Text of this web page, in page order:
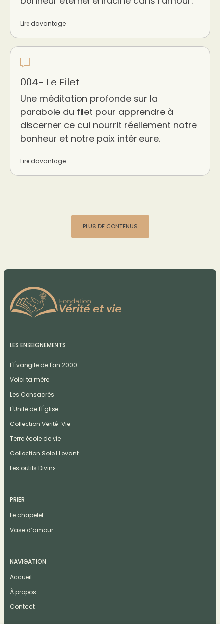
Lire davantage
004- Le Filet
Une méditation profonde sur la
parabole du filet pour apprendre à
discerner ce qui nourrit réellement notre
bonheur et notre paix intérieure.
Lire davantage
PLUS DE CONTENUS
LES ENSEIGNEMENTS
L'Évangile de l'an 2000
Voici ta mère
Les Consacrés
L'Unité de l'Église
Collection Vérité-Vie
Terre école de vie
Collection Soleil Levant
Les outils Divins
PRIER
Le chapelet
Vase d’amour
NAVIGATION
Accueil
À propos
Contact